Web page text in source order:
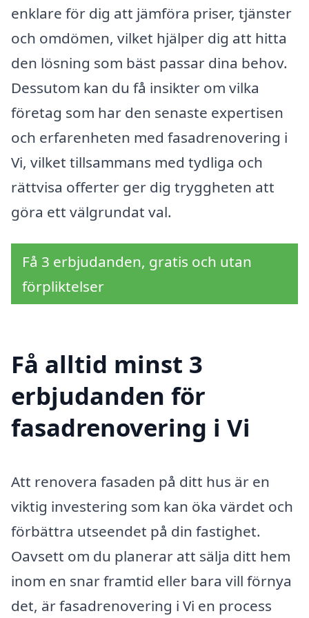
enklare för dig att jämföra priser, tjänster
och omdömen, vilket hjälper dig att hitta
den lösning som bäst passar dina behov.
Dessutom kan du få insikter om vilka
företag som har den senaste expertisen
och erfarenheten med fasadrenovering i
Vi, vilket tillsammans med tydliga och
rättvisa offerter ger dig tryggheten att
göra ett välgrundat val.
Få 3 erbjudanden, gratis och utan
förpliktelser
Få alltid minst 3
erbjudanden för
fasadrenovering i Vi
Att renovera fasaden på ditt hus är en
viktig investering som kan öka värdet och
förbättra utseendet på din fastighet.
Oavsett om du planerar att sälja ditt hem
inom en snar framtid eller bara vill förnya
det, är fasadrenovering i Vi en process